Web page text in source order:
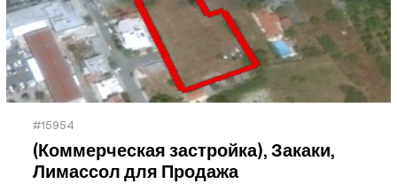
#15954
(Коммерческая застройка), Закаки,
Лимассол для Продажа